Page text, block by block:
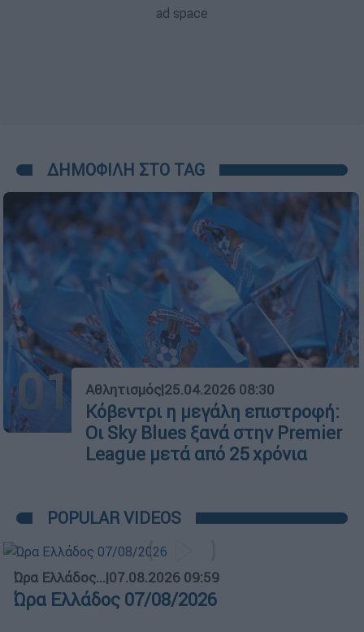
ΔΗΜΟΦΙΛΗ ΣΤΟ TAG
01 Αθλητισμός|25.04.2026 08:30
Κόβεντρι η μεγάλη επιστροφή:
Οι Sky Blues ξανά στην Premier
League μετά από 25 χρόνια
POPULAR VIDEOS
Ώρα Ελλάδος...|07.08.2026 09:59
Ώρα Ελλάδος 07/08/2026